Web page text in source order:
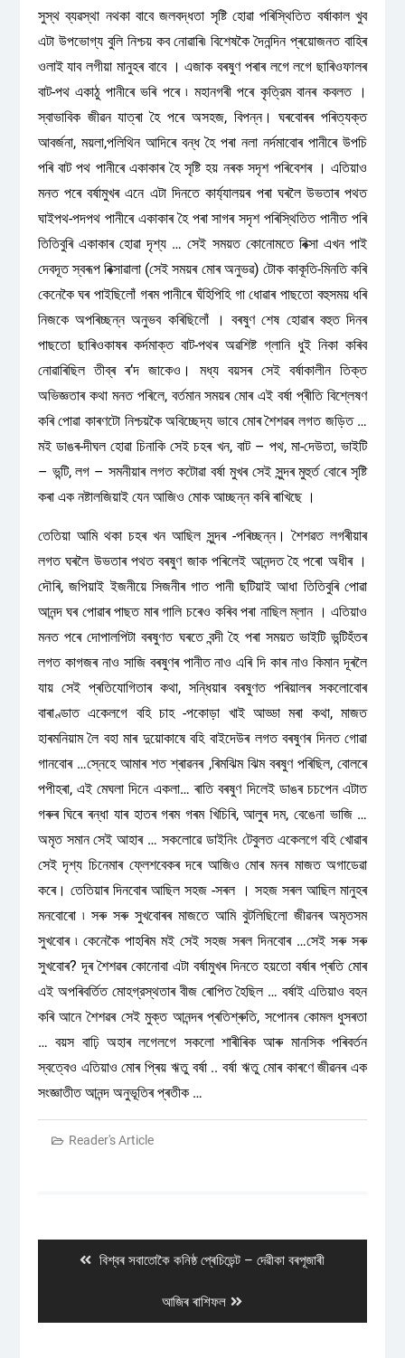
সুস্থ ব্যৱস্থা নথকা বাবে জলবদ্ধতা সৃষ্টি হোৱা পৰিস্থিতিত বৰ্ষাকাল খুব
এটা উপভোগ্য বুলি নিশ্চয় কব নোৱাৰি৷ বিশেষকৈ দৈনন্দিন প্ৰয়োজনত বাহিৰ
ওলাই যাব লগীয়া মানুহৰ বাবে । এজাক বৰষুণ পৰাৰ লগে লগে ছাৰিওফালৰ
বাট-পথ একাঠু পানীৰে ভৰি পৰে ৷ মহানগৰী পৰে কৃত্রিম বানৰ কবলত ।
স্বাভাবিক জীৱন যাত্ৰা হৈ পৰে অসহজ, বিপন্ন। ঘৰবোৰৰ পৰিত্যক্ত
আবর্জনা, ময়লা,পলিথিন আদিৰে বন্ধ হৈ পৰা নলা নৰ্দমাবোৰ পানীৰে উপচি
পৰি বাট পথ পানীৰে একাকাৰ হৈ সৃষ্টি হয় নৰক সদৃশ পৰিবেশৰ । এতিয়াও
মনত পৰে বৰ্ষামুখৰ এনে এটা দিনতে কাৰ্য্যালয়ৰ পৰা ঘৰলৈ উভতাৰ পথত
ঘাইপথ-পদপথ পানীৰে একাকাৰ হৈ পৰা সাগৰ সদৃশ পৰিস্থিতিত পানীত পৰি
তিতিবুৰি একাকাৰ হোৱা দৃশ্য … সেই সময়ত কোনোমতে ৰিক্সা এখন পাই
দেবদূত স্বৰূপ ৰিক্সাৱালা (সেই সময়ৰ মোৰ অনুভৱ) টোক কাকূতি-মিনতি কৰি
কেনেকৈ ঘৰ পাইছিলোঁ গৰম পানীৰে ঘঁহিপিহি গা ধোৱাৰ পাছতো বহুসময় ধৰি
নিজকে অপৰিচ্ছন্ন অনুভব কৰিছিলোঁ । বৰষুণ শেষ হোৱাৰ বহুত দিনৰ
পাছতো ছাৰিওকাষৰ কৰ্দমাক্ত বাট-পথৰ অৱশিষ্ট গ্লানি ধুই নিকা কৰিব
নোৱাৰিছিল তীব্ৰ ৰ’দ জাকেও। মধ্য বয়সৰ সেই বর্ষাকালীন তিক্ত
অভিজ্ঞতাৰ কথা মনত পৰিলে, বৰ্তমান সময়ৰ মোৰ এই বৰ্ষা প্ৰীতি বিশ্লেষণ
কৰি পোৱা কাৰণটো নিশ্চয়কৈ অবিচ্ছেদ্য ভাবে মোৰ শৈশৱৰ লগত জড়িত …
মই ডাঙৰ-দীঘল হোৱা চিনাকি সেই চহৰ খন, বাট – পথ, মা-দেউতা, ভাইটি
– ভন্টি, লগ – সমনীয়াৰ লগত কটোৱা বৰ্ষা মুখৰ সেই সুন্দৰ মুহুৰ্ত বোৰে সৃষ্টি
কৰা এক নষ্টালজিয়াই যেন আজিও মোক আচ্ছন্ন কৰি ৰাখিছে ।
তেতিয়া আমি থকা চহৰ খন আছিল সুন্দৰ -পৰিচ্ছন্ন। শৈশৱত লগৰীয়াৰ
লগত ঘৰলৈ উভতাৰ পথত বৰষুণ জাক পৰিলেই আনন্দত হৈ পৰো অধীৰ ।
দৌৰি, জপিয়াই ইজনীয়ে সিজনীৰ গাত পানী ছটিয়াই আধা তিতিবুৰি পোৱা
আনন্দ ঘৰ পোৱাৰ পাছত মাৰ গালি চৰেও কৰিব পৰা নাছিল ম্লান । এতিয়াও
মনত পৰে দোপালপিটা বৰষুণত ঘৰতে বন্দী হৈ পৰা সময়ত ভাইটি ভন্টিহঁতৰ
লগত কাগজৰ নাও সাজি বৰষুণৰ পানীত নাও এৰি দি কাৰ নাও কিমান দূৰলৈ
যায় সেই প্ৰতিযোগিতাৰ কথা, সন্ধিয়াৰ বৰষুণত পৰিয়ালৰ সকলোবোৰ
বাৰাণ্ডাত একেলগে বহি চাহ -পকোড়া খাই আড্ডা মৰা কথা, মাজত
হাৰমনিয়াম লৈ বহা মাৰ দুয়োকাষে বহি বাইদেউৰ লগত বৰষুণৰ দিনত গোৱা
গানবোৰ …স্নেহে আমাৰ শত শ্ৰাৱনৰ ,ৰিমঝিম ঝিম বৰষুণ পৰিছিল, বোলৰে
পপীহৰা, এই মেঘলা দিনে একলা… ৰাতি বৰষুণ দিলেই ডাঙৰ চচপেন এটাত
গৰুৰ ঘিৰে ৰন্ধা যাৰ হাতৰ গৰম গৰম খিচিৰি, আলুৰ দম, বেঙেনা ভাজি …
অমৃত সমান সেই আহাৰ … সকলোৱে ডাইনিং টেবুলত একেলগে বহি খোৱাৰ
সেই দৃশ্য চিনেমাৰ ফ্লেশবেকৰ দৰে আজিও মোৰ মনৰ মাজত অগাডেৱা
কৰে। তেতিয়াৰ দিনবোৰ আছিল সহজ -সৰল । সহজ সৰল আছিল মানুহৰ
মনবোৰো ৷ সৰু সৰু সুখবোৰৰ মাজতে আমি বুটলিছিলো জীৱনৰ অমৃতসম
সুখবোৰ ৷ কেনেকৈ পাহৰিম মই সেই সহজ সৰল দিনবোৰ …সেই সৰু সৰু
সুখবোৰ? দূৰ শৈশৱৰ কোনোবা এটা বৰ্ষামুখৰ দিনতে হয়তো বৰ্ষাৰ প্ৰতি মোৰ
এই অপৰিবৰ্তিত মোহগ্রস্থতাৰ বীজ ৰোপিত হৈছিল … বর্ষাই এতিয়াও বহন
কৰি আনে শৈশৱৰ সেই মুক্ত আনন্দৰ প্ৰতিশ্ৰুতি, সপোনৰ কোমল ধুসৰতা
… বয়স বাঢ়ি অহাৰ লগেলগে সকলো শাৰীৰিক আৰু মানসিক পৰিবৰ্তন
স্বত্বেও এতিয়াও মোৰ প্ৰিয় ঋতু বর্ষা .. বর্ষা ঋতু মোৰ কাৰণে জীৱনৰ এক
সংজ্ঞাতীত আনন্দ অনুভূতিৰ প্ৰতীক …
Reader's Article
Previous
বিশ্বৰ সবাতোকৈ কনিষ্ঠ প্ৰেচিডেন্ট – দেৱীকা বৰপূজাৰী
Next
post:
আজিৰ ৰাশিফল